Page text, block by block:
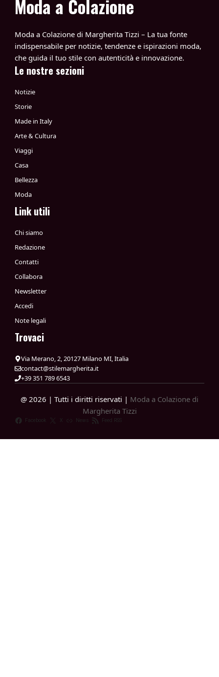
Moda a Colazione
Moda a Colazione di Margherita Tizzi – La tua fonte
indispensabile per notizie, tendenze e ispirazioni moda,
che guida il tuo stile con autenticità e innovazione.
Le nostre sezioni
Notizie
Storie
Made in Italy
Arte & Cultura
Viaggi
Casa
Bellezza
Moda
Link utili
Chi siamo
Redazione
Contatti
Collabora
Newsletter
Accedi
Note legali
Trovaci
Via Merano, 2, 20127 Milano MI, Italia
contact@stilemargherita.it
+39 351 789 6543
@ 2026 | Tutti i diritti riservati | Moda a Colazione di
Margherita Tizzi
Facebook X News Feed RSS